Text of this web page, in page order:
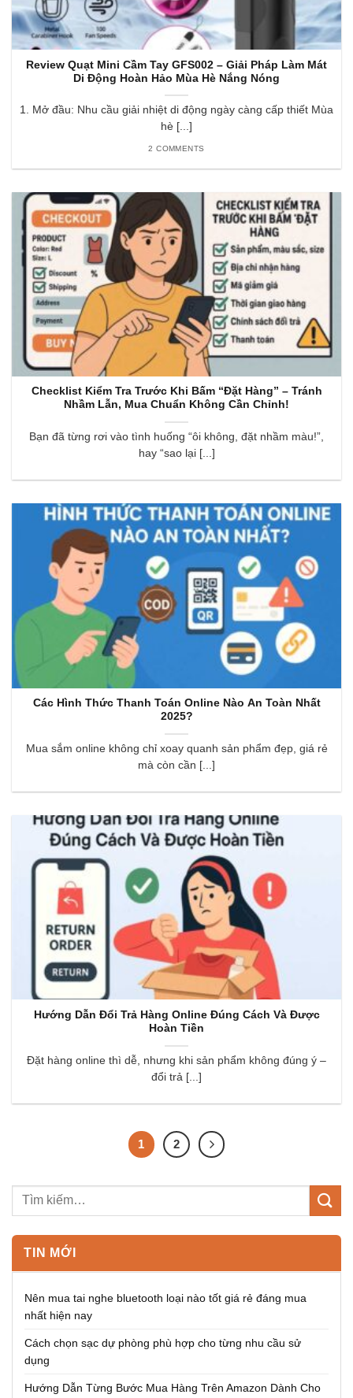
Review Quạt Mini Cầm Tay GFS002 – Giải Pháp Làm Mát
Di Động Hoàn Hảo Mùa Hè Nắng Nóng
1. Mở đầu: Nhu cầu giải nhiệt di động ngày càng cấp thiết Mùa
hè [...]
2 COMMENTS
Checklist Kiểm Tra Trước Khi Bấm “Đặt Hàng” – Tránh
Nhầm Lẫn, Mua Chuẩn Không Cần Chỉnh!
Bạn đã từng rơi vào tình huống “ôi không, đặt nhầm màu!”,
hay “sao lại [...]
Các Hình Thức Thanh Toán Online Nào An Toàn Nhất
2025?
Mua sắm online không chỉ xoay quanh sản phẩm đẹp, giá rẻ
mà còn cần [...]
Hướng Dẫn Đổi Trả Hàng Online Đúng Cách Và Được
Hoàn Tiền
Đặt hàng online thì dễ, nhưng khi sản phẩm không đúng ý –
đổi trả [...]
1 2
TIN MỚI
Nên mua tai nghe bluetooth loại nào tốt giá rẻ đáng mua
nhất hiện nay
Cách chọn sạc dự phòng phù hợp cho từng nhu cầu sử
dụng
Hướng Dẫn Từng Bước Mua Hàng Trên Amazon Dành Cho